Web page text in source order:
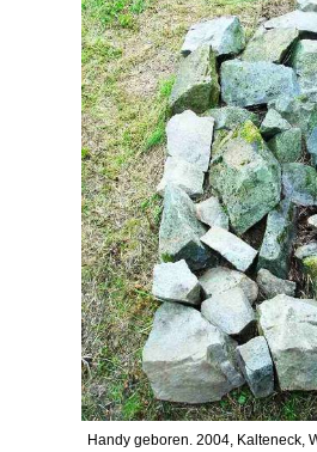
Handy geboren. 2004, Kalteneck,